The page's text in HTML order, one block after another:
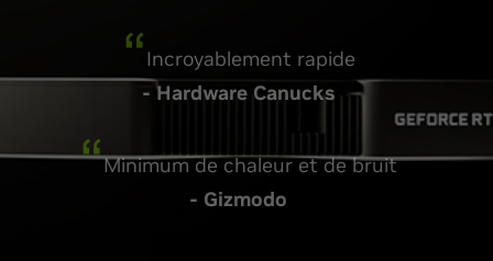
Puissance démentielle
- PC Gamer
Absolument incroyable
-Tweaktown
Incroyablement rapide
- Hardware Canucks
Minimum de chaleur et de bruit
- Gizmodo